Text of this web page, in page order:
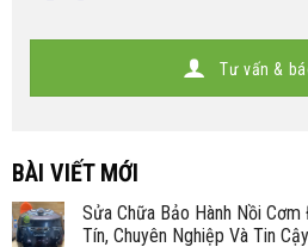
Tư vấn &
BÀI VIẾT MỚI
Sửa Chữa Bảo Hành Nồi
Tín, Chuyên Nghiệp Và Tin Cậy